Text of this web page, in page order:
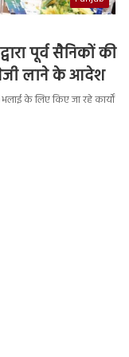
पूर्व सैनिकों की
लाने के आदेश
के लिए किए जा रहे कार्यों